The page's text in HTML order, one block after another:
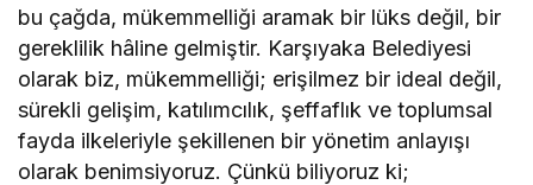
bu çağda, mükemmelliği aramak bir lüks değil, bir
gereklilik hâline gelmiştir. Karşıyaka Belediyesi
olarak biz, mükemmelliği; erişilmez bir ideal değil,
sürekli gelişim, katılımcılık, şeffaflık ve toplumsal
fayda ilkeleriyle şekillenen bir yönetim anlayışı
olarak benimsiyoruz. Çünkü biliyoruz ki;